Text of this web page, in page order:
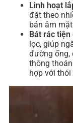
Linh hoạt
đặt theo
bán âm
Bát rác tiện
lọc, giúp
đường ống,
thông
hợp với